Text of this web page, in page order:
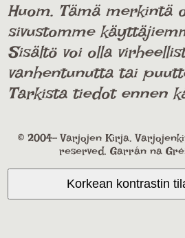
Huom. Tämä merkintä
sivustomme
Sisältö voi olla
vanhentunutta tai
Tarkista tiedot ennen
© 2004- Varjojen Kirja.
reserved. Garrán na
Korkean kontrastin